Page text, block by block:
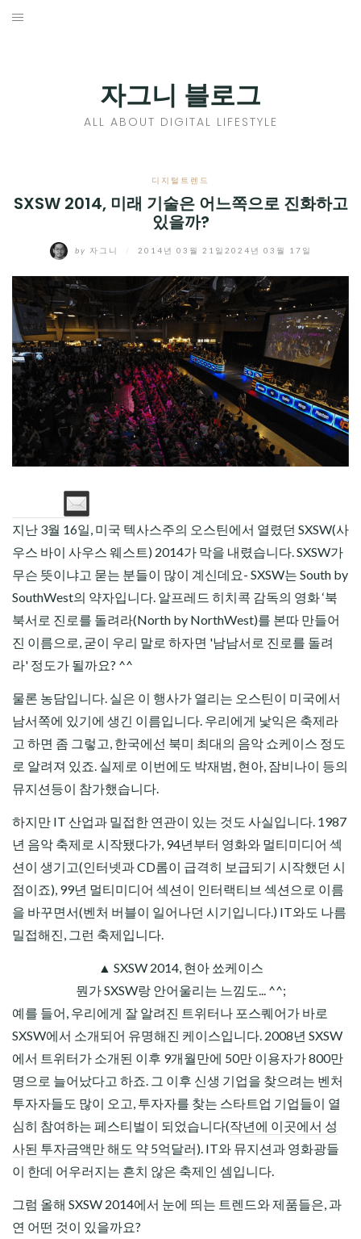
Skip
자그니 블로그
ALL ABOUT DIGITAL LIFESTYLE
디지털트렌드
SXSW 2014, 미래 기술은 어느쪽으로 진화하고
있을까?
by 자그니 2014년 03월 21일 2024년 03월 17일
지난 3월 16일, 미국 텍사스주의 오스틴에서 열렸던 SXSW(사
우스 바이 사우스 웨스트) 2014가 막을 내렸습니다. SXSW가
무슨 뜻이냐고 묻는 분들이 많이 계신데요- SXSW는 South by
SouthWest의 약자입니다. 알프레드 히치콕 감독의 영화 ‘북
북서로 진로를 돌려라(North by NorthWest)를 본따 만들어
진 이름으로, 굳이 우리 말로 하자면 '남남서로 진로를 돌려
라' 정도가 될까요? ^^
물론 농담입니다. 실은 이 행사가 열리는 오스틴이 미국에서
남서쪽에 있기에 생긴 이름입니다. 우리에게 낯익은 축제라
고 하면 좀 그렇고, 한국에선 북미 최대의 음악 쇼케이스 정도
로 알려져 있죠. 실제로 이번에도 박재범, 현아, 잠비나이 등의
뮤지션등이 참가했습니다.
하지만 IT 산업과 밀접한 연관이 있는 것도 사실입니다. 1987
년 음악 축제로 시작됐다가, 94년부터 영화와 멀티미디어 섹
션이 생기고(인터넷과 CD롬이 급격히 보급되기 시작했던 시
점이죠), 99년 멀티미디어 섹션이 인터랙티브 섹션으로 이름
을 바꾸면서(벤처 버블이 일어나던 시기입니다.) IT와도 나름
밀접해진, 그런 축제입니다.
▲ SXSW 2014, 현아 쑈케이스
뭔가 SXSW랑 안어울리는 느낌도... ^^;
예를 들어, 우리에게 잘 알려진 트위터나 포스퀘어가 바로
SXSW에서 소개되어 유명해진 케이스입니다. 2008년 SXSW
에서 트위터가 소개된 이후 9개월만에 50만 이용자가 800만
명으로 늘어났다고 하죠. 그 이후 신생 기업을 찾으려는 벤처
투자자들도 많이 오고, 투자자를 찾는 스타트업 기업들이 열
심히 참여하는 페스티벌이 되었습니다(작년에 이곳에서 성
사된 투자금액만 해도 약 5억달러). IT와 뮤지션과 영화광들
이 한데 어우러지는 흔치 않은 축제인 셈입니다.
그럼 올해 SXSW 2014에서 눈에 띄는 트렌드와 제품들은, 과
연 어떤 것이 있을까요?
CHILD
디지털트렌드
디지털라이프
EXPAND
CHILD
MENU
신제품
EXPAND
CHILD
MENU
제품리뷰
EXPAND
CHILD
MENU